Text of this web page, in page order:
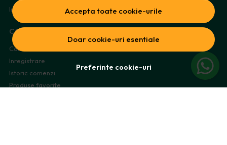
Accepta toate cookie-urile
Doar cookie-uri esentiale
Preferinte cookie-uri
Informatii legale
CONT CLIENT
Contul meu
Inregistrare
Istoric comenzi
Produse favorite